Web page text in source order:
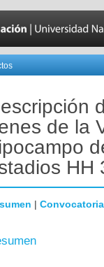
de la
HH
| Convocatoria